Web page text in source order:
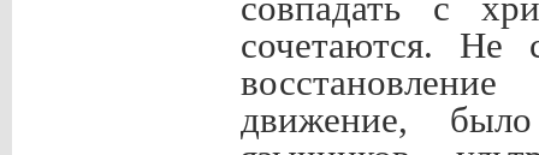
сочетаются. Не
движение,